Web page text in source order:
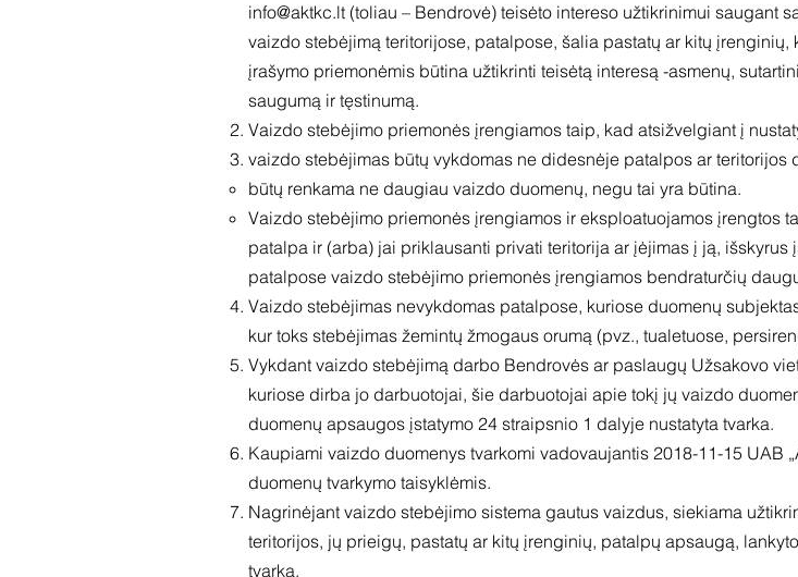
info@aktkc.lt (toliau – Bendrovė) teisėto intereso užtikrinimui saugant
vaizdo stebėjimą teritorijose, patalpose, šalia pastatų ar kitų
įrašymo priemonėmis būtina užtikrinti teisėtą interesą -asmenų,
saugumą ir tęstinumą.
Vaizdo stebėjimo priemonės įrengiamos taip, kad atsižvelgiant į
vaizdo stebėjimas būtų vykdomas ne didesnėje patalpos ar teritorijos
būtų renkama ne daugiau vaizdo duomenų, negu tai yra būtina.
Vaizdo stebėjimo priemonės įrengiamos ir eksploatuojamos įrengtos
patalpa ir (arba) jai priklausanti privati teritorija ar įėjimas į ją,
patalpose vaizdo stebėjimo priemonės įrengiamos bendraturčių
Vaizdo stebėjimas nevykdomas patalpose, kuriose duomenų
kur toks stebėjimas žemintų žmogaus orumą (pvz., tualetuose,
Vykdant vaizdo stebėjimą darbo Bendrovės ar paslaugų Užsakovo
kuriose dirba jo darbuotojai, šie darbuotojai apie tokį jų vaizdo
duomenų apsaugos įstatymo 24 straipsnio 1 dalyje nustatyta tvarka.
Kaupiami vaizdo duomenys tvarkomi vadovaujantis 2018-11-15 UAB
duomenų tvarkymo taisyklėmis.
Nagrinėjant vaizdo stebėjimo sistema gautus vaizdus, siekiama
teritorijos, jų prieigų, pastatų ar kitų įrenginių, patalpų apsaugą,
tvarką.